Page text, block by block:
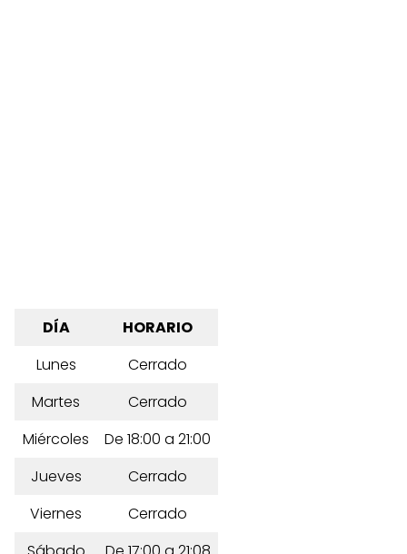
DÍA
HORARIO
Lunes
Cerrado
Martes
Cerrado
Miércoles
De 18:00 a 21:00
Jueves
Cerrado
Viernes
Cerrado